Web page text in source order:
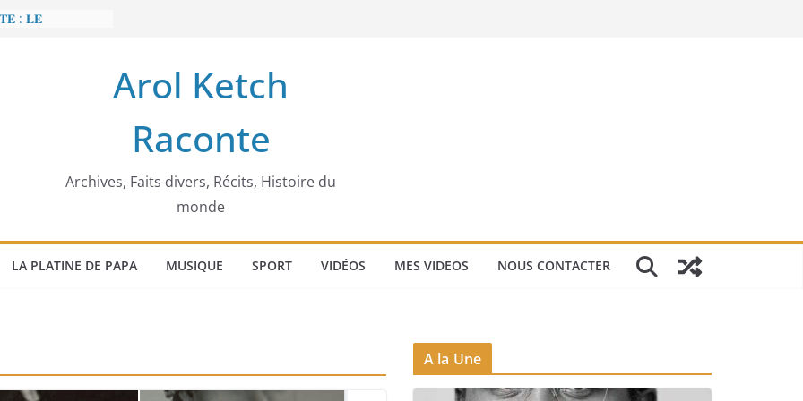
: 𝐋𝐄
𝐨𝐫𝐝𝐢𝐧𝐚𝐭𝐞𝐮𝐫
Arol Ketch
Raconte
Archives, Faits divers, Récits, Histoire du
monde
LA PLATINE DE PAPA MUSIQUE SPORT VIDÉOS MES VIDEOS NOUS CONTACTER
A la Une